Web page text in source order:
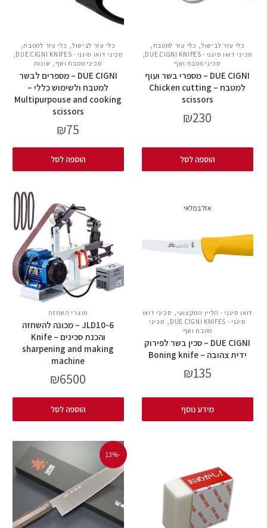
כלי עזר לבישול, כלי עזר למטבח ,
סכיני דואו סיגני - DUE CIGNI KNIFES ,
סכיני מטבח ושף
DUE CIGNI – מספרי בשר ועוף
למטבח – Chicken cutting
scissors
₪230
הוספה לסל
כלי עזר לבישול, כלי עזר למטבח,
סכיני דואו סיגני - DUE CIGNI KNIFES ,
סכיני מטבח ושף , שונות
DUE CIGNI – מספרים לבשר
למטבח ולשימוש כללי –
Multipurpouse and cooking
scissors
₪75
הוספה לסל
אזל במלאי
דואו סיגני - הליין המקצועי , סכיני דואו
סיגני - DUE CIGNI KNIFES
, סכיני
מטבח ושף
DUE CIGNI – סכין בשר לפירוק
ידית צהובה – Boning knife
₪135
מידע נוסף
מוצרי השחזה
JLD10-6 – מכונה להשחזה
והכנת סכינים – Knife
sharpening and making
machine
₪6500
הוספה לסל
-13%